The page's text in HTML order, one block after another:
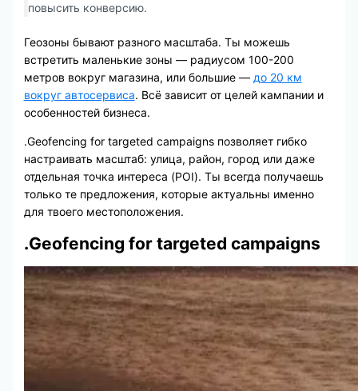
повысить конверсию.
Геозоны бывают разного масштаба. Ты можешь
встретить маленькие зоны — радиусом 100-200
метров вокруг магазина, или большие — до 20 км
вокруг автосервиса. Всё зависит от целей кампании и
особенностей бизнеса.
.Geofencing for targeted campaigns позволяет гибко
настраивать масштаб: улица, район, город или даже
отдельная точка интереса (POI). Ты всегда получаешь
только те предложения, которые актуальны именно
для твоего местоположения.
.Geofencing for targeted campaigns